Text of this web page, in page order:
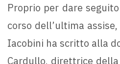
Proprio per dare
corso dell’ultima
Iacobini ha scritto alla
Cardullo, direttrice